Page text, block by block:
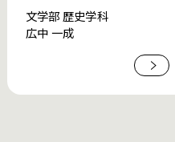
文学部 歴史学科
広中 一成